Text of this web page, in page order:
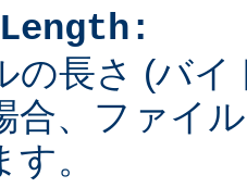
の長さ (バ
合、ファイ
。